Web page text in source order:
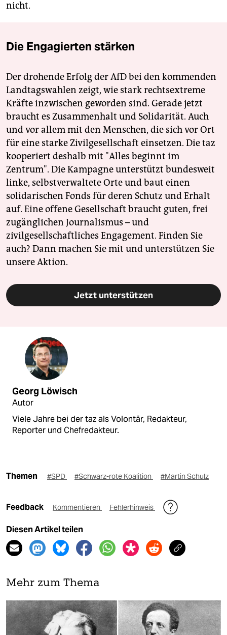
nicht.
Die Engagierten stärken
Der drohende Erfolg der AfD bei den kommenden
Landtagswahlen zeigt, wie stark rechtsextreme
Kräfte inzwischen geworden sind. Gerade jetzt
braucht es Zusammenhalt und Solidarität. Auch
und vor allem mit den Menschen, die sich vor Ort
für eine starke Zivilgesellschaft einsetzen. Die taz
kooperiert deshalb mit "Alles beginnt im
Zentrum". Die Kampagne unterstützt bundesweit
linke, selbstverwaltete Orte und baut einen
solidarischen Fonds für deren Schutz und Erhalt
auf. Eine offene Gesellschaft braucht guten, frei
zugänglichen Journalismus – und
zivilgesellschaftliches Engagement. Finden Sie
auch? Dann machen Sie mit und unterstützen Sie
unsere Aktion.
Jetzt unterstützen
Georg Löwisch
Autor
Viele Jahre bei der taz als Volontär, Redakteur,
Reporter und Chefredakteur.
Themen #SPD #Schwarz-rote Koalition #Martin Schulz
Feedback Kommentieren Fehlerhinweis
Diesen Artikel teilen
Mehr zum Thema